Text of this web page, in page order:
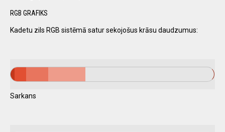
RGB GRAFIKS
Kadetu zils RGB sistēmā satur sekojošus krāsu daudzumus:
Sarkans